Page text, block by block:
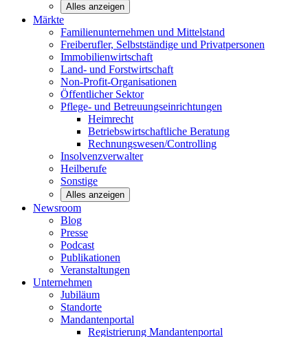
Alles anzeigen
Märkte
Familienunternehmen und Mittelstand
Freiberufler, Selbstständige und Privatpersonen
Immobilienwirtschaft
Land- und Forstwirtschaft
Non-Profit-Organisationen
Öffentlicher Sektor
Pflege- und Betreuungseinrichtungen
Heimrecht
Betriebswirtschaftliche Beratung
Rechnungswesen/Controlling
Insolvenzverwalter
Heilberufe
Sonstige
Alles anzeigen
Newsroom
Blog
Presse
Podcast
Publikationen
Veranstaltungen
Unternehmen
Jubiläum
Standorte
Mandantenportal
Registrierung Mandantenportal